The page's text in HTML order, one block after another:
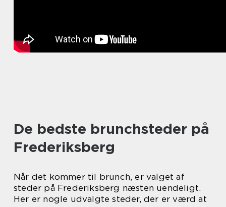
De bedste brunchsteder på
Frederiksberg
Når det kommer til brunch, er valget af
steder på Frederiksberg næsten uendeligt.
Her er nogle udvalgte steder, der er værd at